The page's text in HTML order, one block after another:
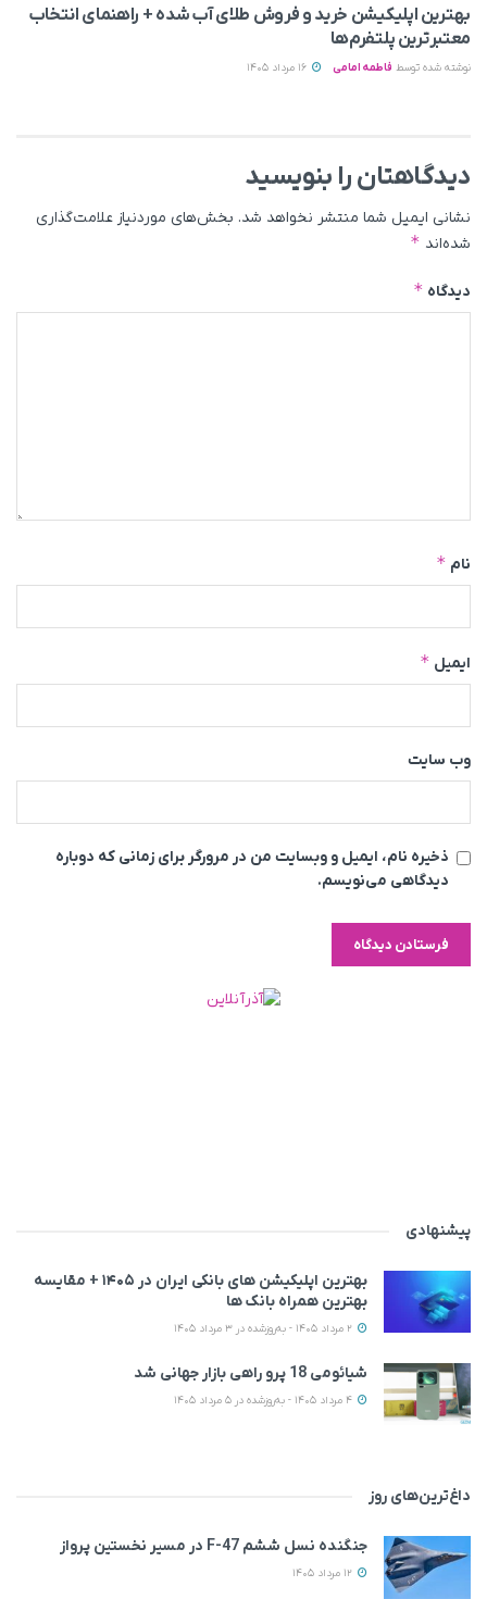
بهترین اپلیکیشن خرید و فروش طلای آب شده + راهنمای انتخاب
معتبرترین پلتفرم‌ها
نوشته شده توسط فاطمه امامی
دیدگاهتان را بنویسید
نشانی ایمیل شما منتشر نخواهد شد. بخش‌های موردنیاز علامت‌گذاری
شده‌اند *
دیدگاه *
نام *
ایمیل *
وب‌ سایت
ذخیره نام، ایمیل و وبسایت من در مرورگر برای زمانی که دوباره
دیدگاهی می‌نویسم.
پیشنهادی
بهترین اپلیکیشن‌ های بانکی ایران در ۱۴۰۵ + مقایسه
بهترین همراه بانک‌ ها
شیائومی 18 پرو راهی بازار جهانی شد
داغ‌ترین‌های روز
جنگنده نسل ششم F-47 در مسیر نخستین پرواز